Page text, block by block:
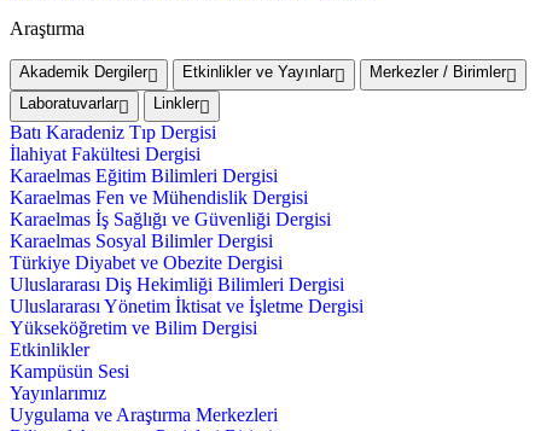
Araştırma
Akademik Dergiler Etkinlikler ve Yayınlar
Merkezler / Birimler
Laboratuvarlar
Linkler
Batı Karadeniz Tıp Dergisi
İlahiyat Fakültesi Dergisi
Karaelmas Eğitim Bilimleri Dergisi
Karaelmas Fen ve Mühendislik Dergisi
Karaelmas İş Sağlığı ve Güvenliği Dergisi
Karaelmas Sosyal Bilimler Dergisi
Türkiye Diyabet ve Obezite Dergisi
Uluslararası Diş Hekimliği Bilimleri Dergisi
Uluslararası Yönetim İktisat ve İşletme Dergisi
Yükseköğretim ve Bilim Dergisi
Etkinlikler
Kampüsün Sesi
Yayınlarımız
Uygulama ve Araştırma Merkezleri